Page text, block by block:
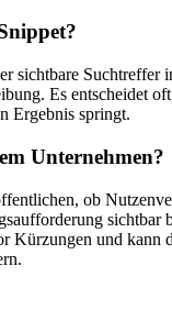
sichtbare Suchtreffer
Es entscheidet
Ergebnis springt.
Unternehmen?
ob
sichtbar
Kürzungen und kann